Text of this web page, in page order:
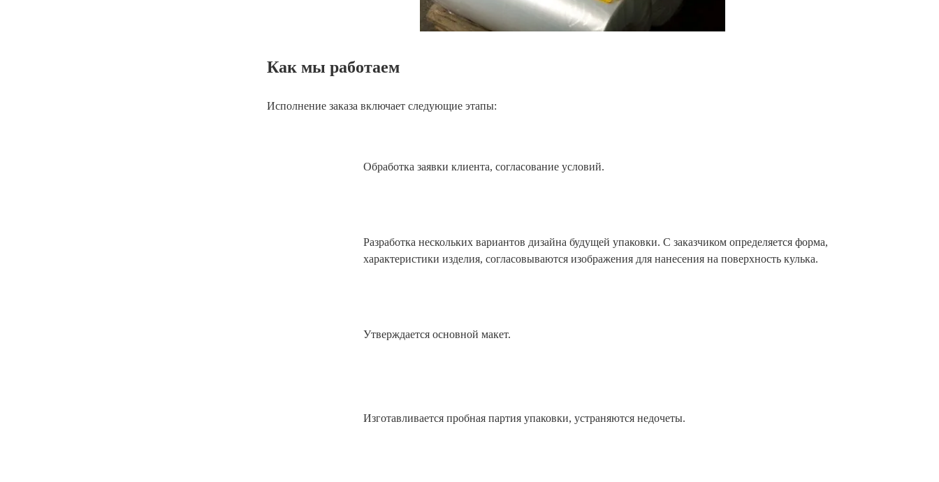
Как мы работаем
Исполнение заказа включает следующие этапы:
Обработка заявки клиента, согласование условий.
Разработка нескольких вариантов дизайна будущей упаковки. С заказчиком определяется форма,
характеристики изделия, согласовываются изображения для нанесения на поверхность кулька.
Утверждается основной макет.
Изготавливается пробная партия упаковки, устраняются недочеты.